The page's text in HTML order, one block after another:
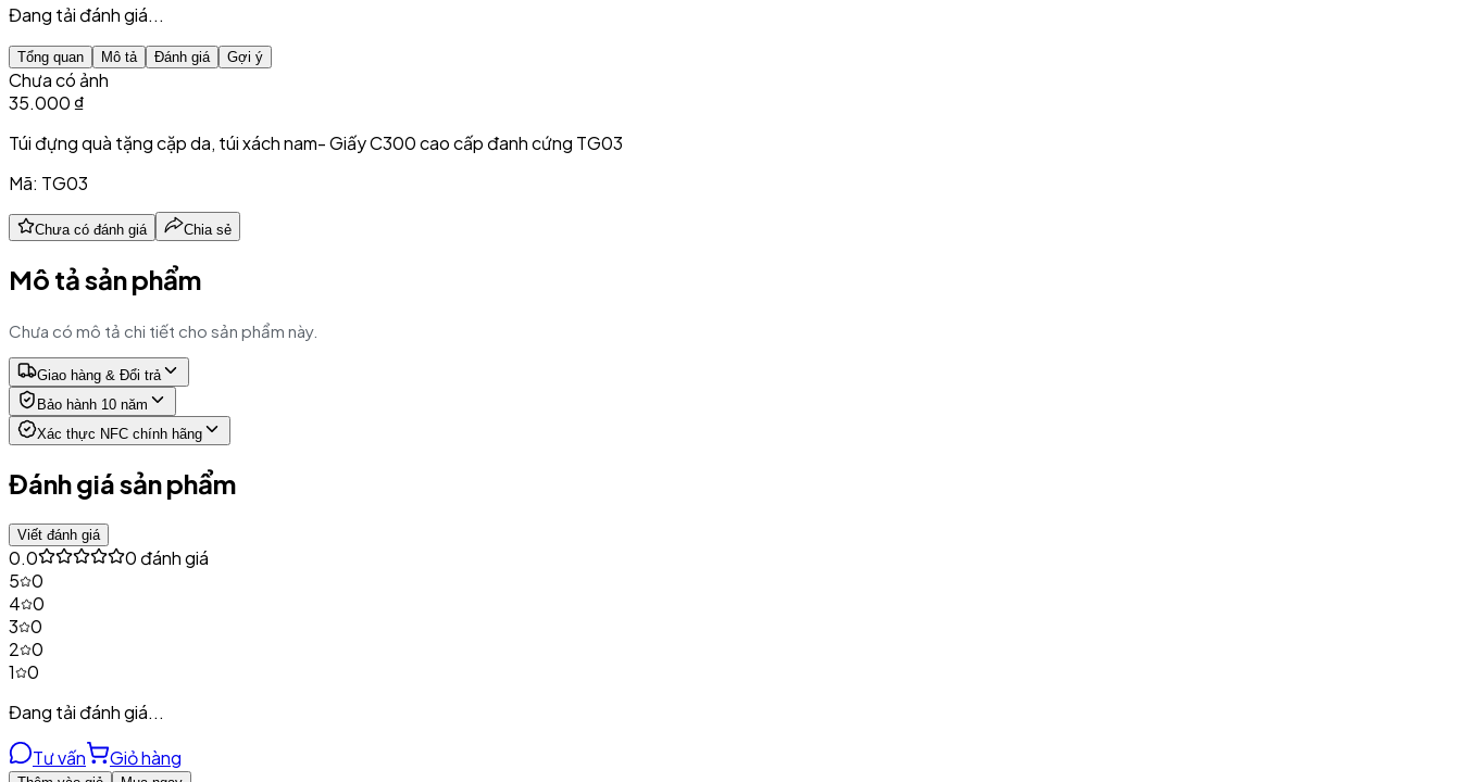
Đang tải đánh giá...
Tổng quan Mô tả Đánh giá Gợi ý
Chưa có ảnh
35.000 ₫
Túi đựng quà tặng cặp da, túi xách nam- Giấy C300 cao cấp đanh cứng TG03
Mã: TG03
Chưa có đánh giá Chia sẻ
Mô tả sản phẩm
Chưa có mô tả chi tiết cho sản phẩm này.
Giao hàng & Đổi trả
Bảo hành 10 năm
Xác thực NFC chính hãng
Đánh giá sản phẩm
Viết đánh giá
0.0 0 đánh giá
5 0
4 0
3 0
2 0
1
0
Đang tải đánh giá...
Tư vấn
Giỏ hàng